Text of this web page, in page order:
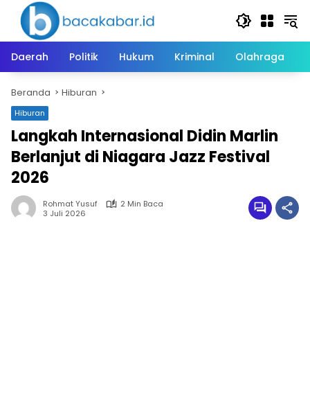
Langsung
konten
Daerah
Politik Hukum Kriminal Olahraga
Beranda Hiburan
Hiburan
Langkah Internasional Didin Marlin
Berlanjut di Niagara Jazz Festival
2026
Rohmat Yusuf
2 Min Baca
3 Juli 2026